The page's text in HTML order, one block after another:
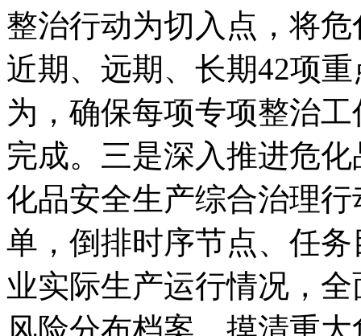
整治行动为切入点，将
近期、远期、长期42项
为，确保每项专项整治
完成。三是深入推进危
化品安全生产综合治理
单，倒排时序节点、任
业实际生产运行情况，
风险分布档案，摸清重